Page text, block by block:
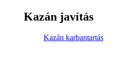
Kazán javítás
Kazán karbantartás